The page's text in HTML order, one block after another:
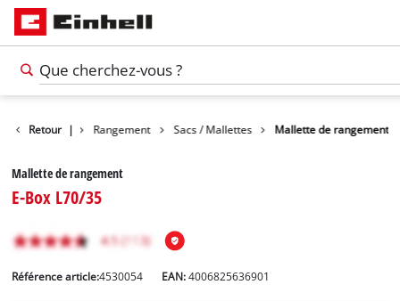
Retour |
Accessoires Rangement Sacs / Mallettes Mallette de rangement
Mallette de rangement
E-Box L70/35
Référence article:4530054 EAN:4006825636901